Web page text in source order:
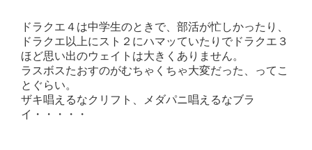
ドラクエ４は中学生のときで、部活が忙しかったり、
ドラクエ以上にスト２にハマッていたりでドラクエ３
ほど思い出のウェイトは大きくありません。
ラスボスたおすのがむちゃくちゃ大変だった、ってこ
とぐらい。
ザキ唱えるなクリフト、メダパニ唱えるなブラ
イ・・・・・